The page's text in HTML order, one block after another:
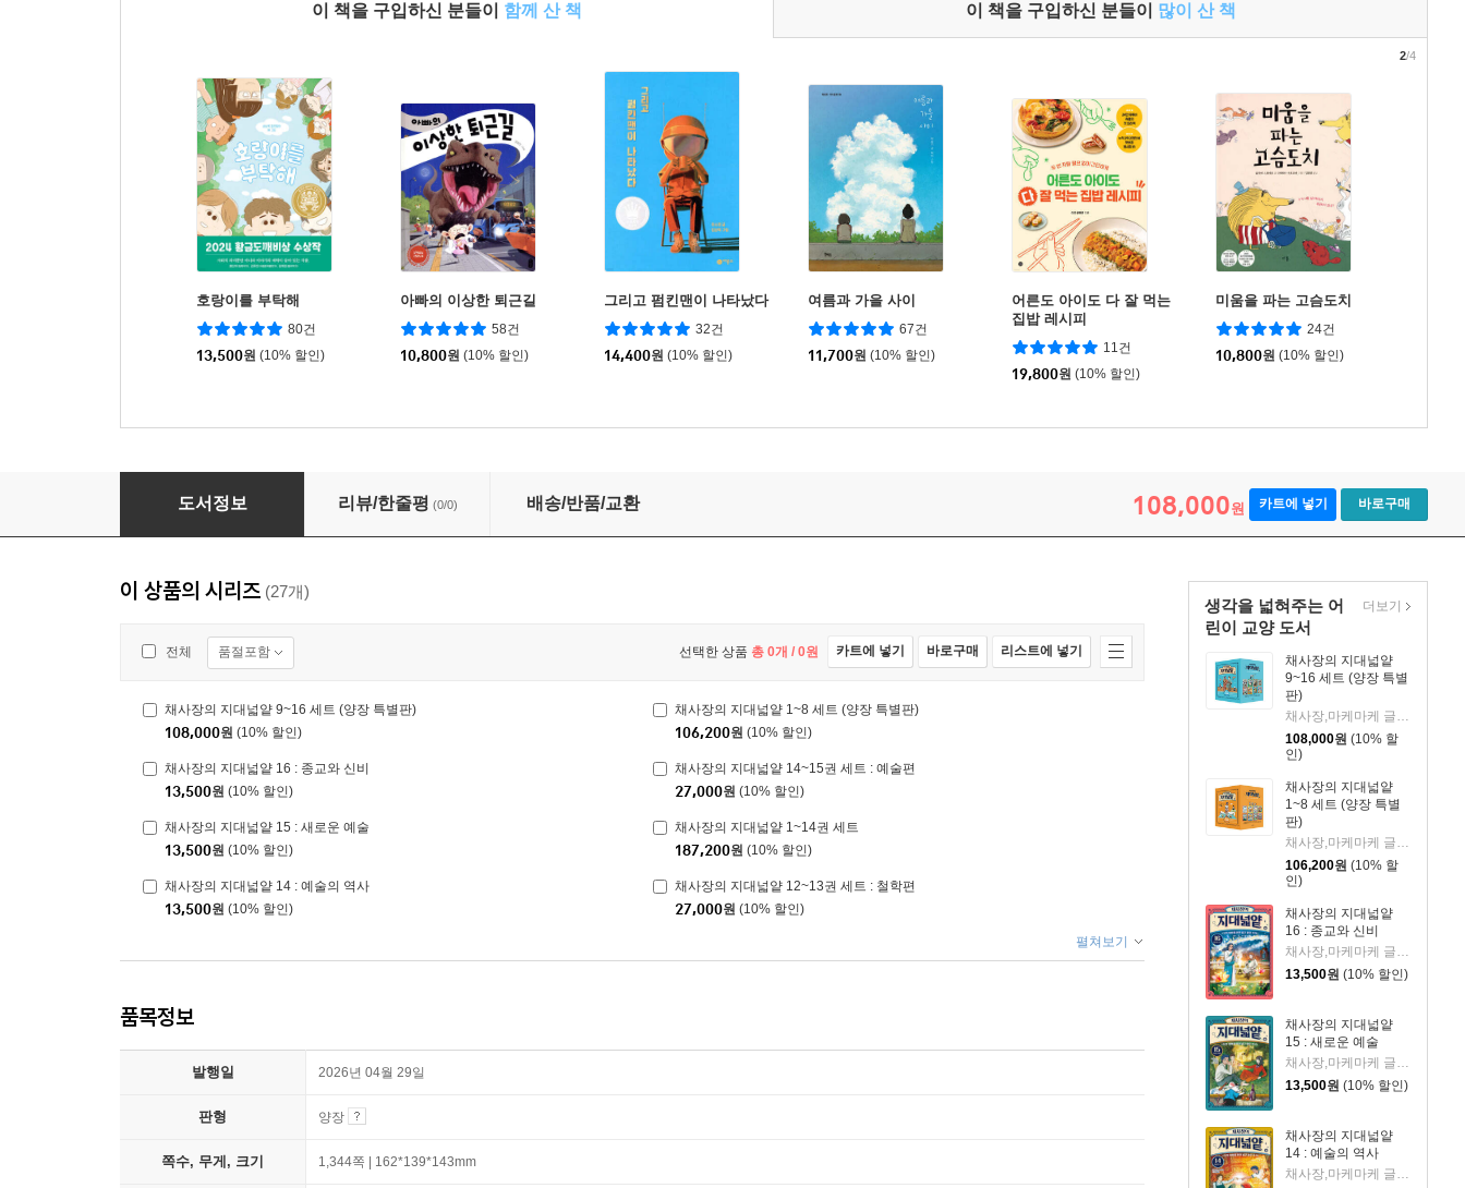
이 책을 구입하신 분들이 함께 산 책 이 책을 구입하신 분들이 많이 산 책
호랑이를 부탁해
80건
13,500원 (10% 할인)
아빠의 이상한 퇴근길
58건
10,800원 (10% 할인)
그리고 펌킨맨이 나타났다
32건
14,400원 (10% 할인)
여름과 가을 사이
67건
11,700원 (10% 할인)
어른도 아이도 다 잘 먹는
집밥 레시피
11건
19,800원 (10% 할인)
미움을 파는 고슴도치
24건
10,800원 (10% 할인)
2/4
채사장의 지대넓얕 9~16 세트 (양장 특별판)
도서정보 리뷰/한줄평 (0/0) 배송/반품/교환 108,000원 카트에 넣기 바로구매
생각을 넓혀주는 어
린이 교양 도서
채사장의 지대넓얕
9~16 세트 (양장 특별
판)
채사장,마케마케 글/정용환 그림
108,000원 (10% 할
인)
채사장의 지대넓얕
1~8 세트 (양장 특별
판)
채사장,마케마케 글/정용환 그림
106,200원 (10% 할
인)
채사장의 지대넓얕
16 : 종교와 신비
채사장,마케마케 글/정용환 그림
13,500원 (10% 할인)
채사장의 지대넓얕
15 : 새로운 예술
채사장,마케마케 글/정용환 그림
13,500원 (10% 할인)
채사장의 지대넓얕
14 : 예술의 역사
채사장,마케마케 글/정용환 그림
더보기
이 상품의 시리즈 (27개)
전체 품절포함 선택한 상품 총 0개 / 0원 카트에 넣기 바로구매 리스트에 넣기
채사장의 지대넓얕 9~16 세트 (양장 특별판)
108,000원 (10% 할인)
채사장의 지대넓얕 1~8 세트 (양장 특별판)
106,200원 (10% 할인)
채사장의 지대넓얕 16 : 종교와 신비
13,500원 (10% 할인)
채사장의 지대넓얕 14~15권 세트 : 예술편
27,000원 (10% 할인)
채사장의 지대넓얕 15 : 새로운 예술
13,500원 (10% 할인)
채사장의 지대넓얕 1~14권 세트
187,200원 (10% 할인)
채사장의 지대넓얕 14 : 예술의 역사
13,500원 (10% 할인)
채사장의 지대넓얕 12~13권 세트 : 철학편
27,000원 (10% 할인)
펼쳐보기
품목정보
발행일 2026년 04월 29일
판형 양장
쪽수, 무게, 크기 1,344쪽 | 162*139*143mm